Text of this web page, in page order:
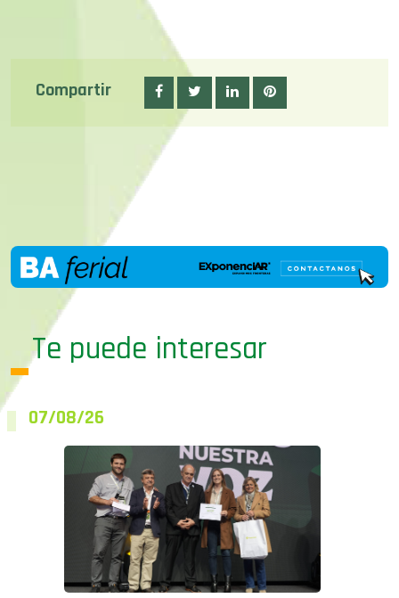
Te puede interesar
Ciencia a campo: en el Congreso